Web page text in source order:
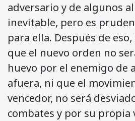
adversario y de algunos
inevitable, pero es
para ella. Después de
que el nuevo orden no
huevo por el enemigo de
afuera, ni que el
vencedor, no será
combates y por su propia